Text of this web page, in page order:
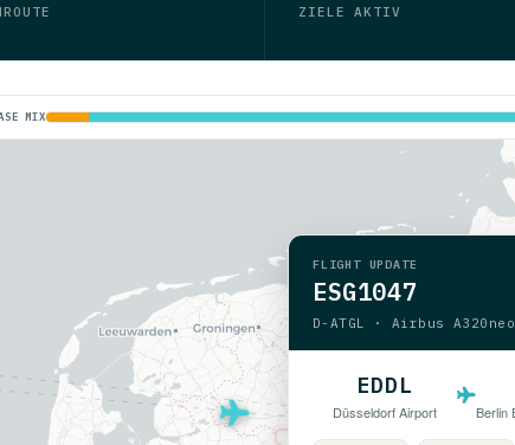
ZIELE AKTIV
MIX
FLIGHT UPDATE
ESG1047
D-ATGL · Airbus A320neo
EDDL
Düsseldorf Airport